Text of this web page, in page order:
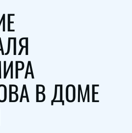
В ДОМЕ